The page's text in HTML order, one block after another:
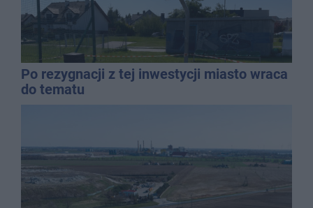
Po rezygnacji z tej inwestycji miasto wraca
do tematu